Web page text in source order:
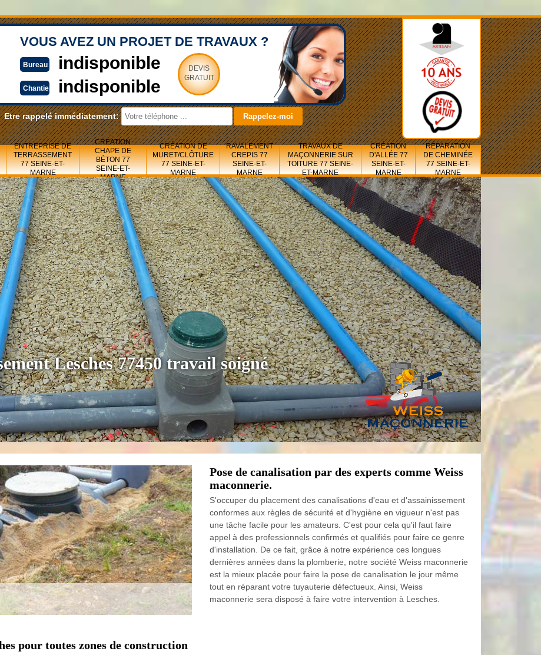
VOUS AVEZ UN PROJET DE TRAVAUX ?
Bureau indisponible
Chantier indisponible
DEVIS
GRATUIT
Etre rappelé immédiatement:
ENTREPRISE DE
TERRASSEMENT
77 SEINE-ET-
MARNE
CRÉATION
CHAPE DE
BÉTON 77
SEINE-ET-
MARNE
CRÉATION DE
MURET/CLÔTURE
77 SEINE-ET-
MARNE
RAVALEMENT
CREPIS 77
SEINE-ET-
MARNE
TRAVAUX DE
MAÇONNERIE SUR
TOITURE 77 SEINE-
ET-MARNE
CRÉATION
D'ALLÉE 77
SEINE-ET-
MARNE
RÉPARATION
DE CHEMINÉE
77 SEINE-ET-
MARNE
Lesches 77450 travail soigné
Pose de canalisation par des experts comme Weiss
maconnerie.
S'occuper du placement des canalisations d'eau et d'assainissement
conformes aux règles de sécurité et d'hygiène en vigueur n'est pas
une tâche facile pour les amateurs. C'est pour cela qu'il faut faire
appel à des professionnels confirmés et qualifiés pour faire ce genre
d'installation. De ce fait, grâce à notre expérience ces longues
dernières années dans la plomberie, notre société Weiss maconnerie
est la mieux placée pour faire la pose de canalisation le jour même
tout en réparant votre tuyauterie défectueux. Ainsi, Weiss
maconnerie sera disposé à faire votre intervention à Lesches.
pour toutes zones de construction